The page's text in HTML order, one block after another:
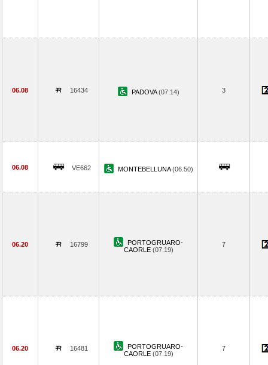
06.08 16434 PADOVA(07.14) 3
06.08 VE662 MONTEBELLUNA(06.50)
06.20 16799
PORTOGRUARO-
CAORLE (07.19)
7
06.20 16481
PORTOGRUARO-
CAORLE (07.19)
7